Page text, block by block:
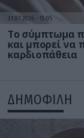
31.07.2026 15:05
Το σύμπτωμα
και μπορεί να
καρδιοπάθεια
ΔΗΜΟΦΙΛΗ